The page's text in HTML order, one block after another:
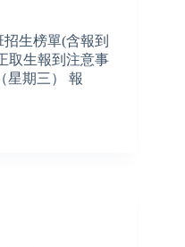
生榜單(含報到
生報到注意事
星期三） 報